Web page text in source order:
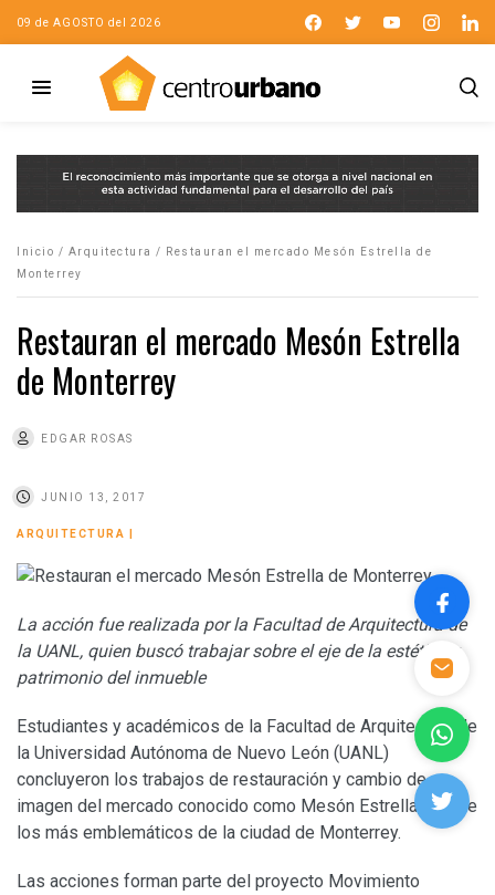
09 de AGOSTO del 2026
Inicio / Arquitectura /
Restauran el mercado Mesón Estrella de
Monterrey
Restauran el mercado Mesón Estrella
de Monterrey
EDGAR ROSAS
JUNIO 13, 2017
ARQUITECTURA
La acción fue realizada por la Facultad de Arquitectura de
la UANL, quien buscó trabajar sobre el eje de la estética y
patrimonio del inmueble
Estudiantes y académicos de la Facultad de Arquitectura de
la Universidad Autónoma de Nuevo León (UANL)
concluyeron los trabajos de restauración y cambio de
imagen del mercado conocido como Mesón Estrella, uno de
los más emblemáticos de la ciudad de Monterrey.
Las acciones forman parte del proyecto Movimiento